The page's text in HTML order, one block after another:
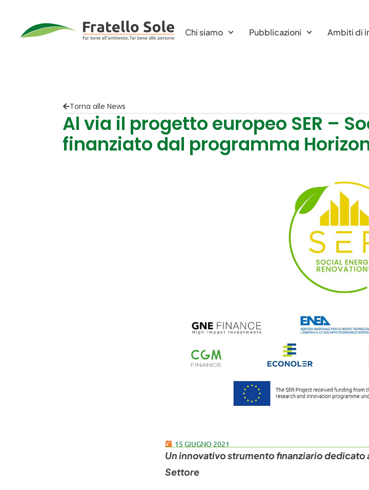
Chi siamo Pubblicazioni Ambiti di
Torna alle News
Al via il progetto europeo SER –
finanziato dal programma
15 GIUGNO 2021
Un innovativo strumento finanziario dedicato
Settore